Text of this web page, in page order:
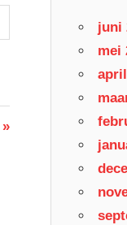
juni
mei